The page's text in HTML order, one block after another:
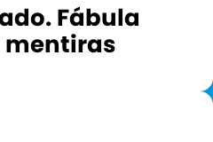
Fábula
mentiras